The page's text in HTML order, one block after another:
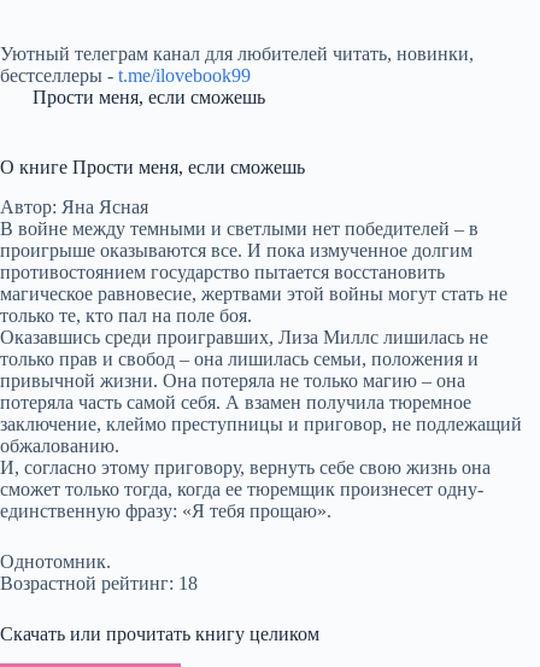
Уютный телеграм канал для любителей читать, новинки,
бестселлеры - t.me/ilovebook99
Прости меня, если сможешь
О книге Прости меня, если сможешь
Автор: Яна Ясная
В войне между темными и светлыми нет победителей – в
проигрыше оказываются все. И пока измученное долгим
противостоянием государство пытается восстановить
магическое равновесие, жертвами этой войны могут стать не
только те, кто пал на поле боя.
Оказавшись среди проигравших, Лиза Миллс лишилась не
только прав и свобод – она лишилась семьи, положения и
привычной жизни. Она потеряла не только магию – она
потеряла часть самой себя. А взамен получила тюремное
заключение, клеймо преступницы и приговор, не подлежащий
обжалованию.
И, согласно этому приговору, вернуть себе свою жизнь она
сможет только тогда, когда ее тюремщик произнесет одну-
единственную фразу: «Я тебя прощаю».
Однотомник.
Возрастной рейтинг: 18
Скачать или прочитать книгу целиком